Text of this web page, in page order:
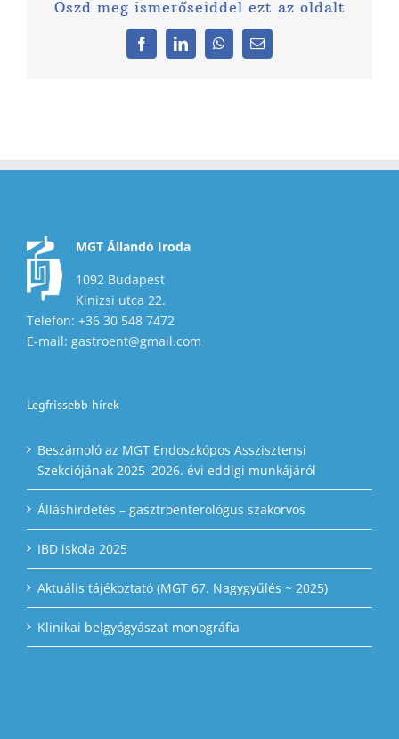
Oszd meg ismerőseiddel ezt az oldalt
FacebookLinkedInWhatsAppEmail:
MGT Állandó Iroda
1092 Budapest
Kinizsi utca 22.
Telefon: +36 30 548 7472
E-mail: gastroent@gmail.com
Legfrissebb hírek
Beszámoló az MGT Endoszkópos Asszisztensi
Szekciójának 2025–2026. évi eddigi munkájáról
Álláshirdetés – gasztroenterológus szakorvos
IBD iskola 2025
Aktuális tájékoztató (MGT 67. Nagygyűlés ~ 2025)
Klinikai belgyógyászat monográfia